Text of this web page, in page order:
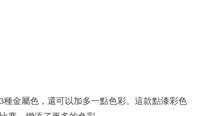
種金屬色，還可以加多一點色彩。這款點漆彩色